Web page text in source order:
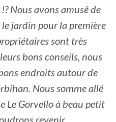
Nous avons amusé de
jardin pour la première
sont très
bons conseils, nous
endroits autour de
Nous somme allé
Le Gorvello à beau petit
revenir.